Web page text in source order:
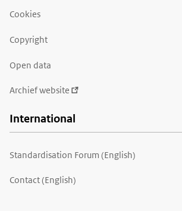
Cookies
Copyright
Open data
Archief website
International
Standardisation Forum (English)
Contact (English)